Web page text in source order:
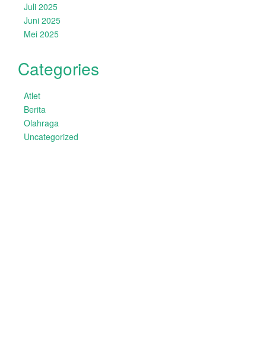
Juli 2025
Juni 2025
Mei 2025
Categories
Atlet
Berita
Olahraga
Uncategorized